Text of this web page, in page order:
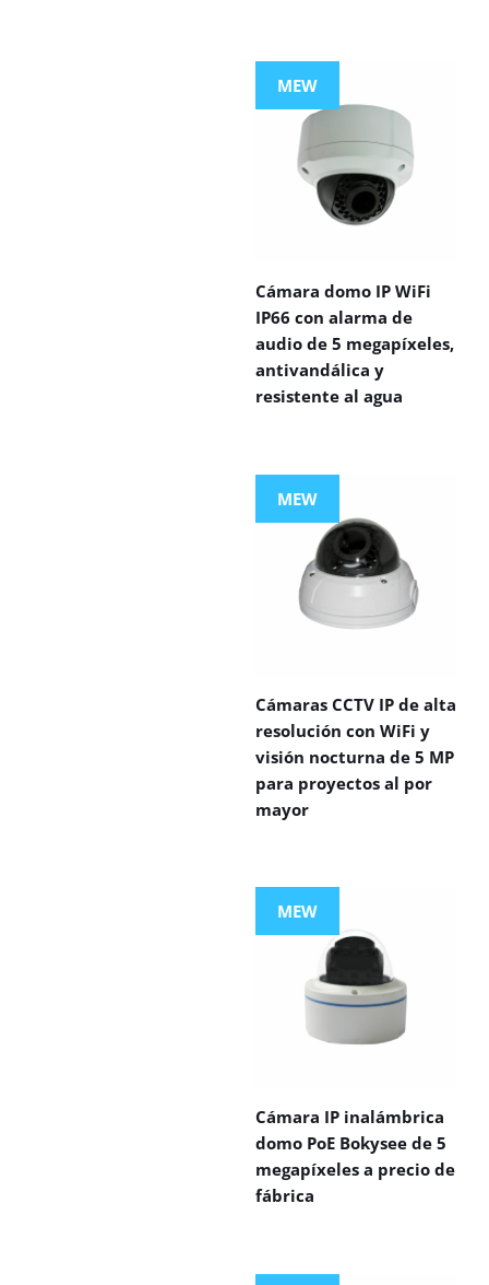
MEW
Cámara domo IP WiFi
IP66 con alarma de
audio de 5 megapíxeles,
antivandálica y
resistente al agua
MEW
Cámaras CCTV IP de alta
resolución con WiFi y
visión nocturna de 5 MP
para proyectos al por
mayor
MEW
Cámara IP inalámbrica
domo PoE Bokysee de 5
megapíxeles a precio de
fábrica